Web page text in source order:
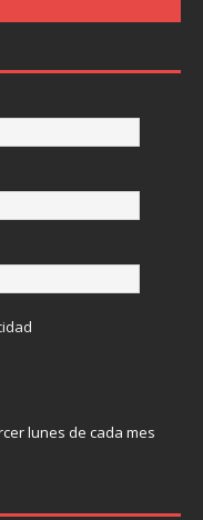
lunes de cada mes